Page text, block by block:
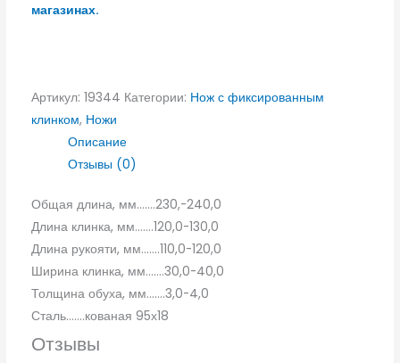
магазинах.
Артикул: 19344 Категории: Нож с фиксированным
клинком, Ножи
Описание
Отзывы (0)
Общая длина, мм…….230,-240,0
Длина клинка, мм…….120,0-130,0
Длина рукояти, мм…….110,0-120,0
Ширина клинка, мм…….30,0-40,0
Толщина обуха, мм…….3,0-4,0
Сталь…….кованая 95х18
Отзывы